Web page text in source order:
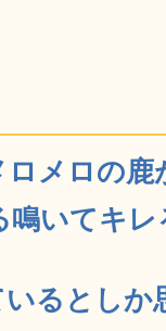
メロの
いてキ
るとしか